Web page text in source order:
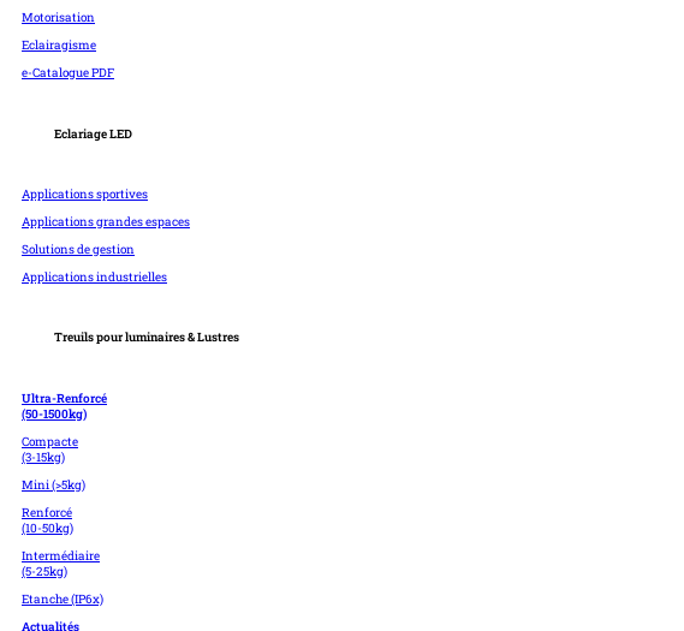
Motorisation
Eclairagisme
e-Catalogue PDF
Eclariage LED
Applications sportives
Applications grandes espaces
Solutions de gestion
Applications industrielles
Treuils pour luminaires & Lustres
Ultra-Renforcé
(50-1500kg)
Compacte
(3-15kg)
Mini (>5kg)
Renforcé
(10-50kg)
Intermédiaire
(5-25kg)
Etanche (IP6x)
Actualités